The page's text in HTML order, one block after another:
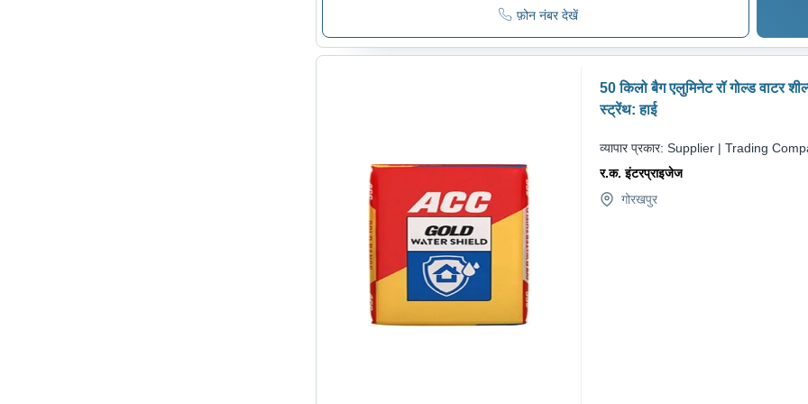
फ़ोन नंबर देखें
50 किलो बैग एलुमिनेट रॉ गोल्ड वाटर
स्ट्रेंथ: हाई
व्यापार प्रकार: Supplier | Trading
र.क. इंटरप्राइजेज
गोरखपुर